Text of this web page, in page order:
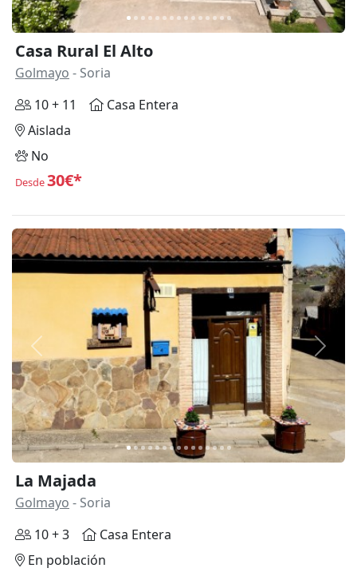
Casa Rural El Alto
Golmayo - Soria
10 + 11
Casa Entera
Aislada
No
Desde30€*
Anterior
La Majada
Golmayo - Soria
10 + 3
Casa Entera
En población